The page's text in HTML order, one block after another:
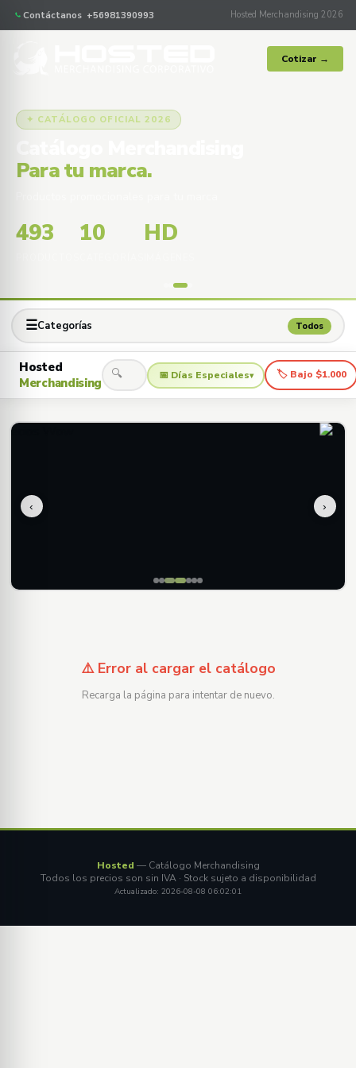
Contáctanos +56981390993 Hosted Merchandising 2026
Cotizar →
✦ CATÁLOGO OFICIAL 2026
Para tu marca.
493 10 HD
☰Categorías Todos
Hosted
Merchandising
🔍 📅 Días Especiales▾ 🏷 Bajo $1.000
‹ ›
⚠️ Error al cargar el catálogo
Recarga la página para intentar de nuevo.
Hosted — Catálogo Merchandising
Todos los precios son sin IVA · Stock sujeto a disponibilidad
Actualizado: 2026-08-08 06:02:01